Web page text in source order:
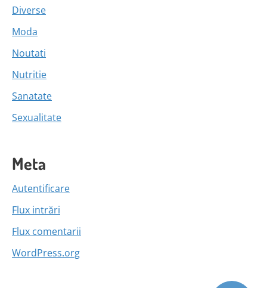
Diverse
Moda
Noutati
Nutritie
Sanatate
Sexualitate
Meta
Autentificare
Flux intrări
Flux comentarii
WordPress.org